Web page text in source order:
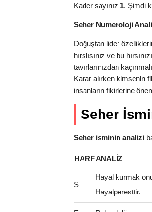
Kader sayınız 1. Şimdi
Seher Numeroloji
Doğuştan lider
hırslısınız ve bu
tavırlarınızdan
Karar alırken kimsenin
insanların fikirlerine
Seher
Seher isminin analizi
HARFANALIZ
S
Hayal kurmak
Hayalperesttir.